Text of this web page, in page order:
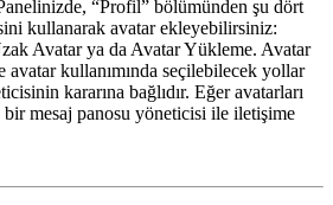
“Profil” bölümünden şu dört
kullanarak avatar ekleyebilirsiniz:
Avatar ya da Avatar Yükleme. Avatar
avatar kullanımında seçilebilecek yollar
kararına bağlıdır. Eğer avatarları
bir mesaj panosu yöneticisi ile iletişime